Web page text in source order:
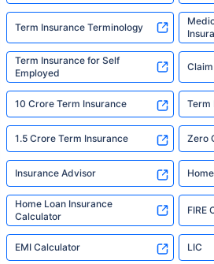
Term Insurance Terminology
Term Insurance for Self
Employed
10 Crore Term Insurance Term
1.5 Crore Term Insurance Zero
Insurance Advisor
Home Loan Insurance
Calculator
FIRE
EMI Calculator LIC